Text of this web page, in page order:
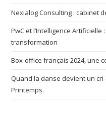
Nexialog Consulting : cabinet
PwC et l’Intelligence
transformation
Box-office français 2024, une
Quand la danse devient un cri
Printemps.